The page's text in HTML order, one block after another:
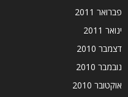
פברואר 2011
ינואר 2011
דצמבר 2010
נובמבר 2010
אוקטובר 2010